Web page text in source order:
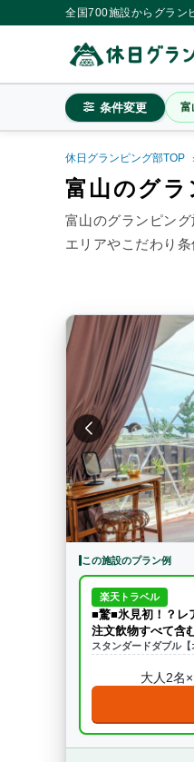
全国700施設からグラン
条件変更 富
休日グランピング部TOP
富山のグラ
富山のグランピン
エリアやこだわり
この施設のプラン例
楽天トラベル
■驚■氷見初！？レ
注文飲物すべて含
スタンダードダブル
大人2名